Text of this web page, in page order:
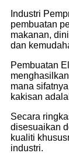
Industri
pembuatan
makanan,
dan
Pembuatan
mana
kakisan
Secara
disesuaikan
kualiti
industri.